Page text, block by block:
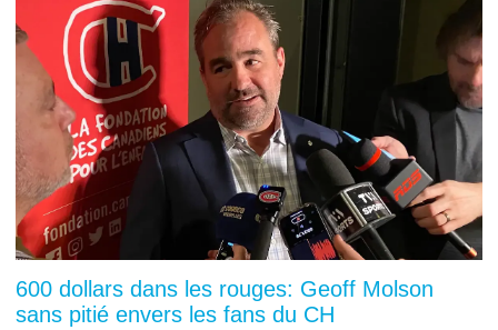
600 dollars dans les rouges: Geoff Molson
sans pitié envers les fans du CH